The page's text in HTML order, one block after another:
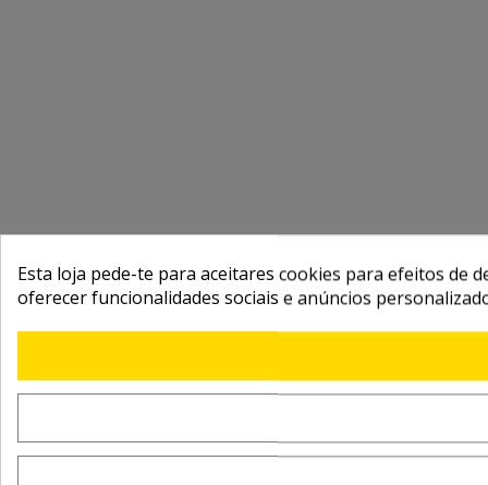
Esta loja pede-te para aceitares cookies para efeitos de
oferecer funcionalidades sociais e anúncios